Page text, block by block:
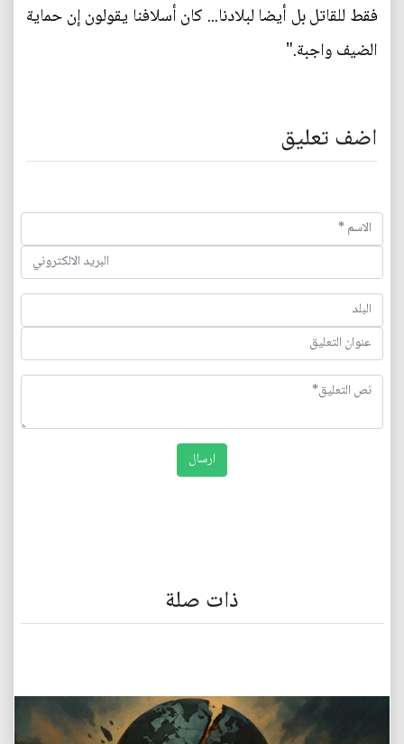
فقط للقاتل بل أيضا لبلادنا... كان أسلافنا يقولون إن حماية
الضيف واجبة."
اضف تعليق
ذات صلة